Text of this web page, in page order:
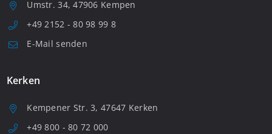
Umstr. 34, 47906 Kempen
+49 2152 - 80 98 99 8
E-Mail senden
Kerken
Kempener Str. 3, 47647 Kerken
+49 800 - 80 72 000